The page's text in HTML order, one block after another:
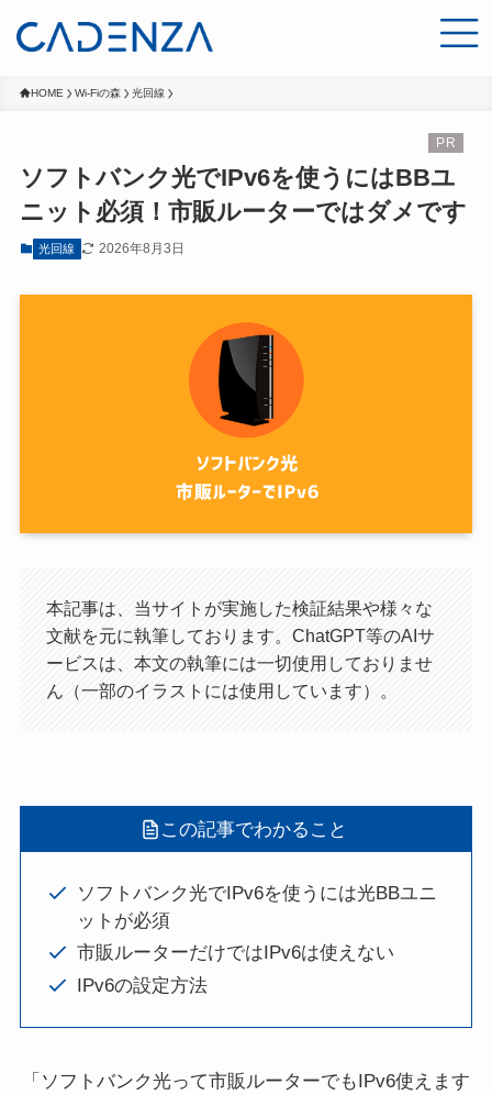
HOME Wi-Fiの森 光回線
ソフトバンク光でIPv6を使うにはBBユ
ニット必須！市販ルーターではダメです
光回線 2026年8月3日
本記事は、当サイトが実施した検証結果や様々な
文献を元に執筆しております。ChatGPT等のAIサ
ービスは、本文の執筆には一切使用しておりませ
ん（一部のイラストには使用しています）。
この記事でわかること
ソフトバンク光でIPv6を使うには光BBユニ
ットが必須
市販ルーターだけではIPv6は使えない
IPv6の設定方法
「ソフトバンク光って市販ルーターでもIPv6使えます